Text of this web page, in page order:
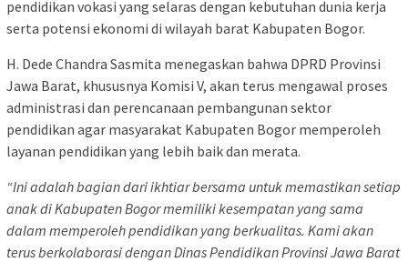
pendidikan vokasi yang selaras dengan kebutuhan dunia kerja
serta potensi ekonomi di wilayah barat Kabupaten Bogor.
H. Dede Chandra Sasmita menegaskan bahwa DPRD Provinsi
Jawa Barat, khususnya Komisi V, akan terus mengawal proses
administrasi dan perencanaan pembangunan sektor
pendidikan agar masyarakat Kabupaten Bogor memperoleh
layanan pendidikan yang lebih baik dan merata.
“Ini adalah bagian dari ikhtiar bersama untuk memastikan setiap
anak di Kabupaten Bogor memiliki kesempatan yang sama
dalam memperoleh pendidikan yang berkualitas. Kami akan
terus berkolaborasi dengan Dinas Pendidikan Provinsi Jawa Barat